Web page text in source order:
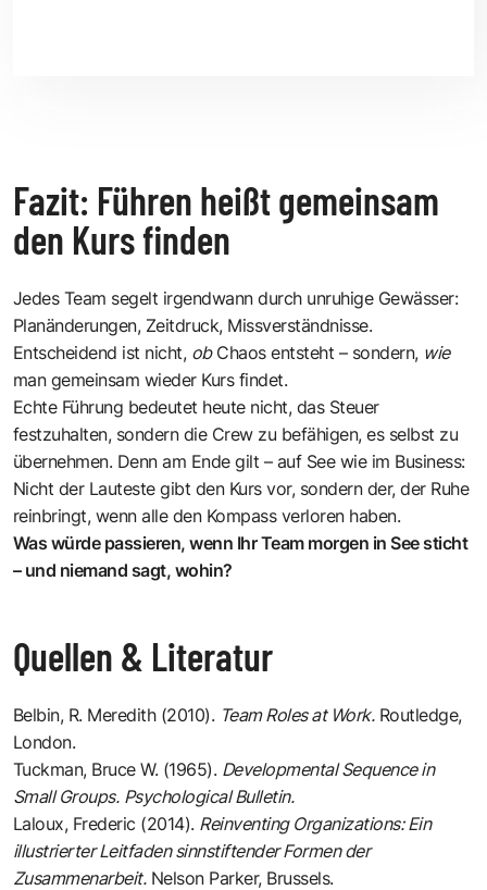
Fazit: Führen heißt gemeinsam
den Kurs finden
Jedes Team segelt irgendwann durch unruhige Gewässer:
Planänderungen, Zeitdruck, Missverständnisse.
Entscheidend ist nicht, obChaos entsteht – sondern, wie
man gemeinsam wieder Kurs findet.
Echte Führung bedeutet heute nicht, das Steuer
festzuhalten, sondern die Crew zu befähigen, es selbst zu
übernehmen. Denn am Ende gilt – auf See wie im Business:
Nicht der Lauteste gibt den Kurs vor, sondern der, der Ruhe
reinbringt, wenn alle den Kompass verloren haben.
Was würde passieren, wenn Ihr Team morgen in See sticht
– und niemand sagt, wohin?
Quellen & Literatur
Belbin, R. Meredith (2010). Team Roles at Work.Routledge,
London.
Tuckman, Bruce W. (1965). Developmental Sequence in
Small Groups. Psychological Bulletin.
Laloux, Frederic (2014). Reinventing Organizations: Ein
illustrierter Leitfaden sinnstiftender Formen der
Zusammenarbeit.Nelson Parker, Brussels.